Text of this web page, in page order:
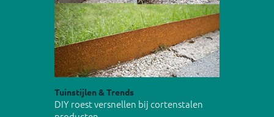
Tuinstijlen & Trends
DIY roest versnellen bij cortenstalen